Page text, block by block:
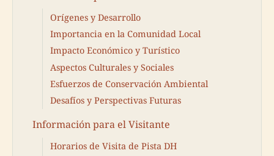
Orígenes y Desarrollo
Importancia en la Comunidad Local
Impacto Económico y Turístico
Aspectos Culturales y Sociales
Esfuerzos de Conservación Ambiental
Desafíos y Perspectivas Futuras
Información para el Visitante
Horarios de Visita de Pista DH